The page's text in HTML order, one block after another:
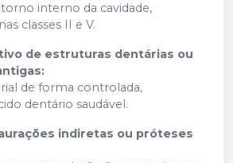
interno da cavidade,
classes II e V.
de estruturas dentárias ou
de forma controlada,
dentário saudável.
indiretas ou próteses